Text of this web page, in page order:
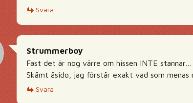
Svara
Strummerboy
Fast det är nog värre om hissen INTE stannar…
Skämt åsido, jag förstår exakt vad som
Svara